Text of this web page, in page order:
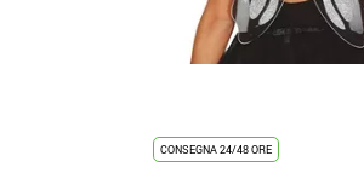
CONSEGNA 24/48 ORE